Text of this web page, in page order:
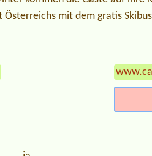
Österreichs mit dem gratis